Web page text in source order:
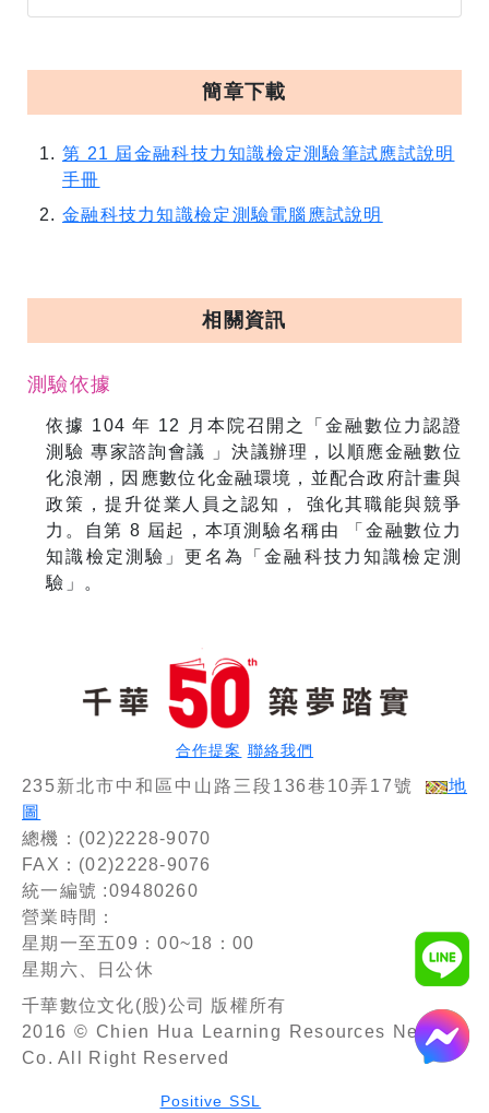
簡章下載
第 21 屆金融科技力知識檢定測驗筆試應試說明
手冊
金融科技力知識檢定測驗電腦應試說明
相關資訊
測驗依據
依據 104 年 12 月本院召開之「金融數位力認證
測驗 專家諮詢會議 」決議辦理，以順應金融數位
化浪潮，因應數位化金融環境，並配合政府計畫與
政策，提升從業人員之認知， 強化其職能與競爭
力。自第 8 屆起，本項測驗名稱由 「金融數位力
知識檢定測驗」更名為「金融科技力知識檢定測
驗」。
合作提案 聯絡我們
235新北市中和區中山路三段136巷10弄17號
地
圖
總機：(02)2228-9070
FAX：(02)2228-9076
統一編號 :09480260
營業時間：
星期一至五09：00~18：00
星期六、日公休
千華數位文化(股)公司 版權所有
2016 © Chien Hua Learning Resources Network
Co. All Right Reserved
Positive SSL